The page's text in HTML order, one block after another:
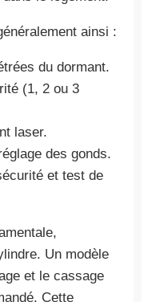
ainsi :
du dormant.
(1, 2 ou 3
laser.
des gonds.
et test de
Un modèle
et le cassage
Cette